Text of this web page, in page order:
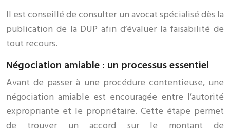
Il est conseillé de consulter un avocat spécialisé dès la
publication de la DUP afin d’évaluer la faisabilité de
tout recours.
Négociation amiable : un processus essentiel
Avant de passer à une procédure contentieuse, une
négociation amiable est encouragée entre l’autorité
expropriante et le propriétaire. Cette étape permet
de trouver un accord sur le montant de